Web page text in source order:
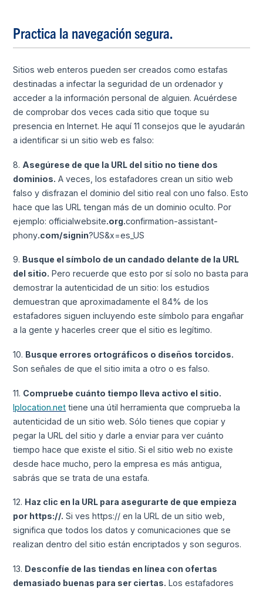
Practica la navegación segura.
Sitios web enteros pueden ser creados como estafas
destinadas a infectar la seguridad de un ordenador y
acceder a la información personal de alguien. Acuérdese
de comprobar dos veces cada sitio que toque su
presencia en Internet. He aquí 11 consejos que le ayudarán
a identificar si un sitio web es falso:
8. Asegúrese de que la URL del sitio no tiene dos
dominios. A veces, los estafadores crean un sitio web
falso y disfrazan el dominio del sitio real con uno falso. Esto
hace que las URL tengan más de un dominio oculto. Por
ejemplo: officialwebsite.org.confirmation-assistant-
phony.com/signin?US&x=es_US
9. Busque el símbolo de un candado delante de la URL
del sitio. Pero recuerde que esto por sí solo no basta para
demostrar la autenticidad de un sitio: los estudios
demuestran que aproximadamente el 84% de los
estafadores siguen incluyendo este símbolo para engañar
a la gente y hacerles creer que el sitio es legítimo.
10. Busque errores ortográficos o diseños torcidos.
Son señales de que el sitio imita a otro o es falso.
11. Compruebe cuánto tiempo lleva activo el sitio.
Iplocation.net tiene una útil herramienta que comprueba la
autenticidad de un sitio web. Sólo tienes que copiar y
pegar la URL del sitio y darle a enviar para ver cuánto
tiempo hace que existe el sitio. Si el sitio web no existe
desde hace mucho, pero la empresa es más antigua,
sabrás que se trata de una estafa.
12. Haz clic en la URL para asegurarte de que empieza
por https://. Si ves https:// en la URL de un sitio web,
significa que todos los datos y comunicaciones que se
realizan dentro del sitio están encriptados y son seguros.
13. Desconfíe de las tiendas en línea con ofertas
demasiado buenas para ser ciertas. Los estafadores